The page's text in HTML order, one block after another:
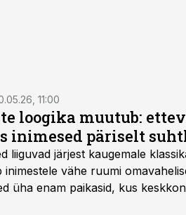
11:00
loogika muutub:
inimesed päriselt
liiguvad järjest kaugemale
inimestele vähe ruumi
üha enam paikasid, kus